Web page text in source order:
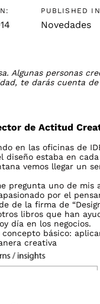
PUBLISHED
Novedades
Algunas personas
te darás cuenta
de Actitud
en las oficinas de
diseño estaba en
vemos llegar un
pregunta uno de mis
por el
de la firma de
libros que han
día en los negocios.
básico:
creativa